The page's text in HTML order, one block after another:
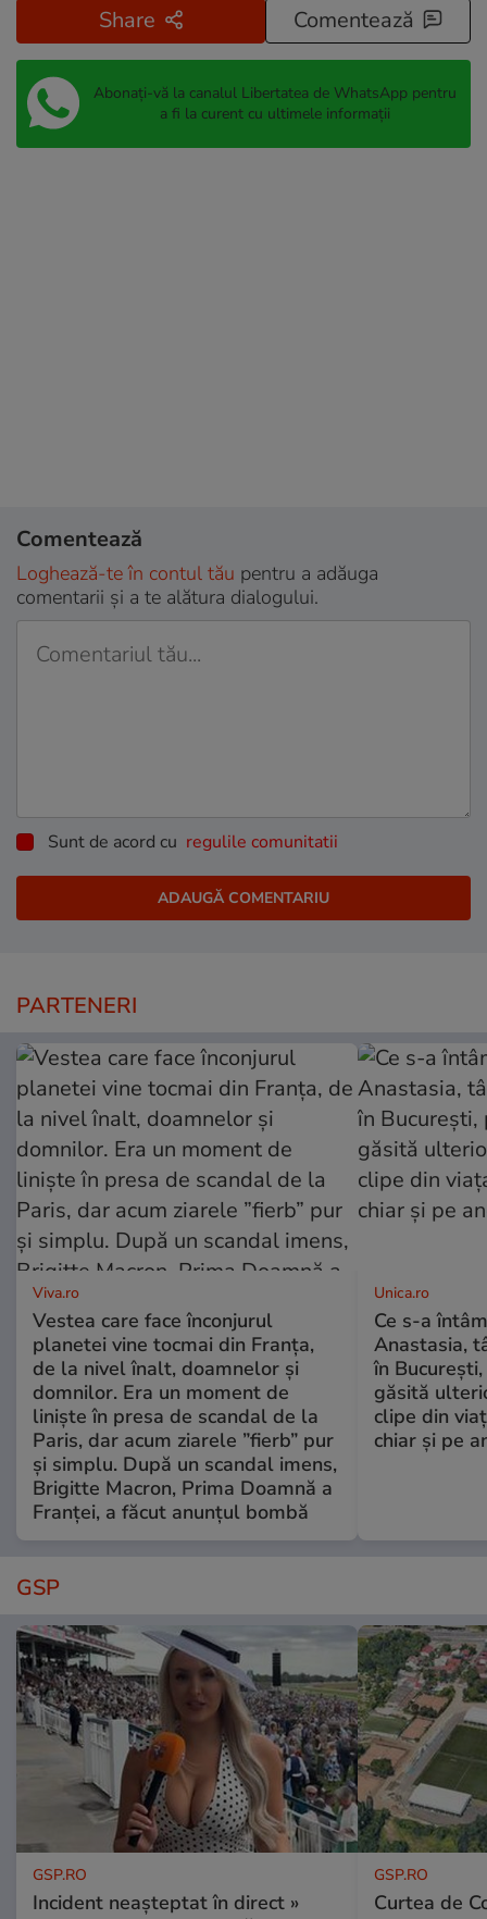
Share Comentează
Abonați-vă la canalul Libertatea de WhatsApp pentru
a fi la curent cu ultimele informații
Comentează
Loghează-te în contul tău pentru a adăuga
comentarii și a te alătura dialogului.
Sunt de acord cu regulile comunitatii
PARTENERI
Viva.ro
Vestea care face înconjurul
planetei vine tocmai din Franța,
de la nivel înalt, doamnelor și
domnilor. Era un moment de
liniște în presa de scandal de la
Paris, dar acum ziarele ”fierb” pur
și simplu. După un scandal imens,
Brigitte Macron, Prima Doamnă a
Franței, a făcut anunțul bombă
Unica.ro
Ce s-a
Anastasia,
în
găsită
clipe din
chiar și pe
GSP
GSP.RO
Incident neașteptat în direct »
GSP.RO
Curtea de